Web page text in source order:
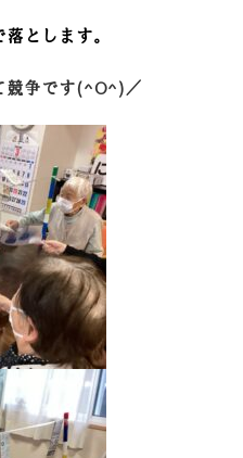
落とします。
競争です(^O^)／